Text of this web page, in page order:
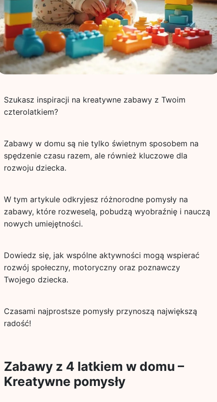
Szukasz inspiracji na kreatywne zabawy z Twoim
czterolatkiem?
Zabawy w domu są nie tylko świetnym sposobem na
spędzenie czasu razem, ale również kluczowe dla
rozwoju dziecka.
W tym artykule odkryjesz różnorodne pomysły na
zabawy, które rozweselą, pobudzą wyobraźnię i nauczą
nowych umiejętności.
Dowiedz się, jak wspólne aktywności mogą wspierać
rozwój społeczny, motoryczny oraz poznawczy
Twojego dziecka.
Czasami najprostsze pomysły przynoszą największą
radość!
Zabawy z 4 latkiem w domu –
Kreatywne pomysły